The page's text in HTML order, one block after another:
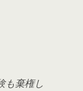
も棄権し